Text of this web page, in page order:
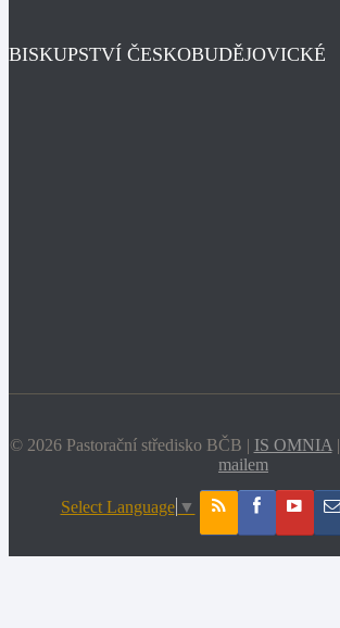
BISKUPSTVÍ ČESKOBUDĚJOVICKÉ
© 2026 Pastorační středisko BČB | IS OMNIA |
mailem
Select Language ▼